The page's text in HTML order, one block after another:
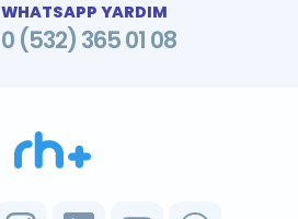
WHATSAPP YARDIM
0 (532) 365 01 08